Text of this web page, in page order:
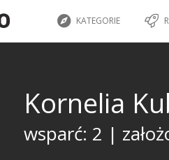
KATEGORIE
Kornelia
wsparć: 2 |